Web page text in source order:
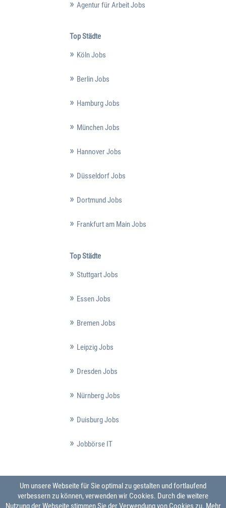
Agentur für Arbeit Jobs
Top Städte
Köln Jobs
Berlin Jobs
Hamburg Jobs
München Jobs
Hannover Jobs
Düsseldorf Jobs
Dortmund Jobs
Frankfurt am Main Jobs
Top Städte
Stuttgart Jobs
Essen Jobs
Bremen Jobs
Leipzig Jobs
Dresden Jobs
Nürnberg Jobs
Duisburg Jobs
Jobbörse IT
Um unsere Webseite für Sie optimal zu gestalten und fortlaufend
verbessern zu können, verwenden wir Cookies. Durch die weitere
Nutzung der Webseite stimmen Sie der Verwendung von Cookies zu. Mehr